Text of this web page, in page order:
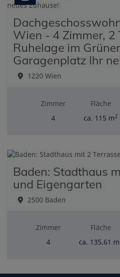
Wien - 4 Zimmer, 2
Ruhelage im
Garagenplatz Ihr
1220 Wien
Zimmer
4
Fläche
ca. 115 m2
Baden: Stadthaus
und Eigengarten
2500 Baden
Zimmer
4
Fläche
ca. 135,61 m